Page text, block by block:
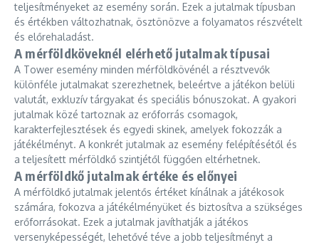
teljesítményeket az esemény során. Ezek a jutalmak típusban
és értékben változhatnak, ösztönözve a folyamatos részvételt
és előrehaladást.
A mérföldköveknél elérhető jutalmak típusai
A Tower esemény minden mérföldkövénél a résztvevők
különféle jutalmakat szerezhetnek, beleértve a játékon belüli
valutát, exkluzív tárgyakat és speciális bónuszokat. A gyakori
jutalmak közé tartoznak az erőforrás csomagok,
karakterfejlesztések és egyedi skinek, amelyek fokozzák a
játékélményt. A konkrét jutalmak az esemény felépítésétől és
a teljesített mérföldkő szintjétől függően eltérhetnek.
A mérföldkő jutalmak értéke és előnyei
A mérföldkő jutalmak jelentős értéket kínálnak a játékosok
számára, fokozva a játékélményüket és biztosítva a szükséges
erőforrásokat. Ezek a jutalmak javíthatják a játékos
versenyképességét, lehetővé téve a jobb teljesítményt a